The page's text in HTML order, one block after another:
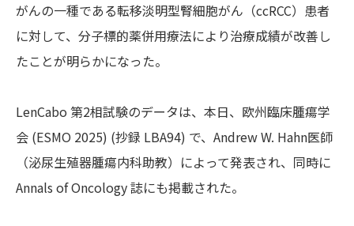
がんの一種である転移淡明型腎細胞がん（ccRCC）患者
に対して、分子標的薬併用療法により治療成績が改善し
たことが明らかになった。
LenCabo 第2相試験のデータは、本日、欧州臨床腫瘍学
会 (ESMO 2025) (抄録 LBA94) で、Andrew W. Hahn医師
（泌尿生殖器腫瘍内科助教）によって発表され、同時に
Annals of Oncology 誌にも掲載された。